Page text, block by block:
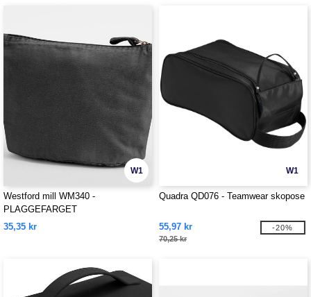
W1
Westford mill WM340 -
PLAGGEFARGET
TILBEHØRSVESKE
35,35 kr
W1
Quadra QD076 - Teamwear skopose
55,97 kr
70,25 kr
-20%